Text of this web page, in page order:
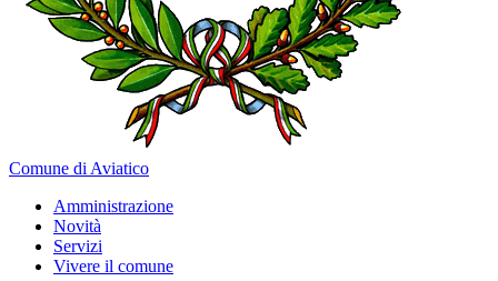
Comune di Aviatico
Amministrazione
Novità
Servizi
Vivere il comune